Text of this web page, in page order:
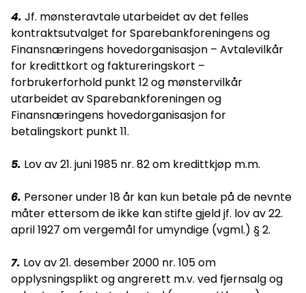
4. Jf. mønsteravtale utarbeidet av det felles
kontraktsutvalget for Sparebankforeningens og
Finansnæringens hovedorganisasjon – Avtalevilkår
for kredittkort og faktureringskort –
forbrukerforhold punkt 12 og mønstervilkår
utarbeidet av Sparebankforeningen og
Finansnæringens hovedorganisasjon for
betalingskort punkt 11.
5. Lov av 21. juni 1985 nr. 82 om kredittkjøp m.m.
6. Personer under 18 år kan kun betale på de nevnte
måter ettersom de ikke kan stifte gjeld jf. lov av 22.
april 1927 om vergemål for umyndige (vgml.) § 2.
7. Lov av 21. desember 2000 nr. 105 om
opplysningsplikt og angrerett m.v. ved fjernsalg og